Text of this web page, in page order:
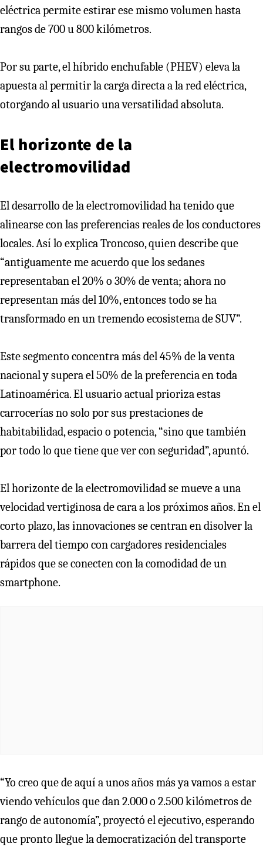
eléctrica permite estirar ese mismo volumen hasta
rangos de 700 u 800 kilómetros.
Por su parte, el híbrido enchufable (PHEV) eleva la
apuesta al permitir la carga directa a la red eléctrica,
otorgando al usuario una versatilidad absoluta.
El horizonte de la
electromovilidad
El desarrollo de la electromovilidad ha tenido que
alinearse con las preferencias reales de los conductores
locales. Así lo explica Troncoso, quien describe que
“antiguamente me acuerdo que los sedanes
representaban el 20% o 30% de venta; ahora no
representan más del 10%, entonces todo se ha
transformado en un tremendo ecosistema de SUV”.
Este segmento concentra más del 45% de la venta
nacional y supera el 50% de la preferencia en toda
Latinoamérica. El usuario actual prioriza estas
carrocerías no solo por sus prestaciones de
habitabilidad, espacio o potencia, “sino que también
por todo lo que tiene que ver con seguridad”, apuntó.
El horizonte de la electromovilidad se mueve a una
velocidad vertiginosa de cara a los próximos años. En el
corto plazo, las innovaciones se centran en disolver la
barrera del tiempo con cargadores residenciales
rápidos que se conecten con la comodidad de un
smartphone.
“Yo creo que de aquí a unos años más ya vamos a estar
viendo vehículos que dan 2.000 o 2.500 kilómetros de
rango de autonomía”, proyectó el ejecutivo, esperando
que pronto llegue la democratización del transporte